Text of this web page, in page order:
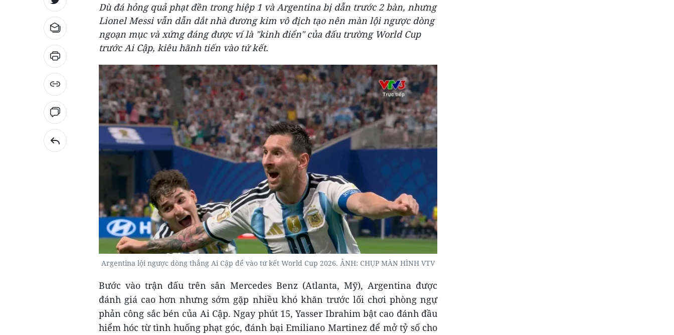
Dù đá hỏng quả phạt đền trong hiệp 1 và Argentina bị dẫn trước 2 bàn, nhưng
Lionel Messi vẫn dẫn dắt nhà đương kim vô địch tạo nên màn lội ngược dòng
ngoạn mục và xứng đáng được ví là "kinh điển" của đấu trường World Cup
trước Ai Cập, kiêu hãnh tiến vào tứ kết.
Argentina lội ngược dòng thắng Ai Cập để vào tứ kết World Cup 2026. ẢNH: CHỤP MÀN HÌNH VTV
Bước vào trận đấu trên sân Mercedes Benz (Atlanta, Mỹ), Argentina được
đánh giá cao hơn nhưng sớm gặp nhiều khó khăn trước lối chơi phòng ngự
phản công sắc bén của Ai Cập. Ngay phút 15, Yasser Ibrahim bật cao đánh đầu
hiểm hóc từ tình huống phạt góc, đánh bại Emiliano Martinez để mở tỷ số cho